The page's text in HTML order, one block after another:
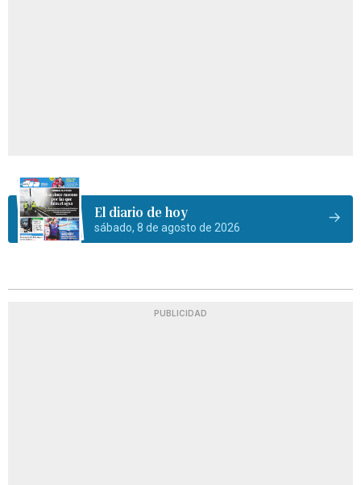
El diario de hoy
sábado, 8 de agosto de 2026
PUBLICIDAD